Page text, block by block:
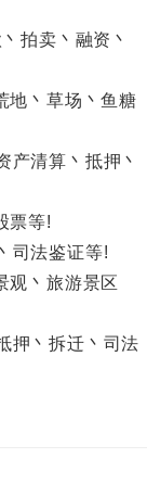
拍卖丶融资丶
丶草场丶鱼糖
清算丶抵押丶
票等!
法鉴证等!
丶旅游景区
丶拆迁丶司法